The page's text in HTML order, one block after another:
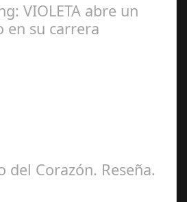
VIOLETA abre un
en su carrera
del Corazón. Reseña.